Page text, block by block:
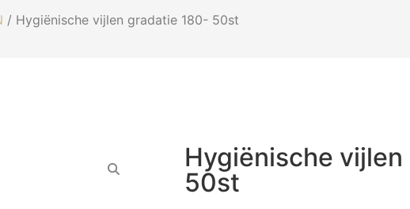
/ Hygiënische vijlen gradatie 180- 50st
Hygiënische
50st